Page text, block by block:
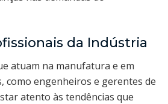
da Indústria
atuam na manufatura e em
como engenheiros e gerentes de
atento às tendências que